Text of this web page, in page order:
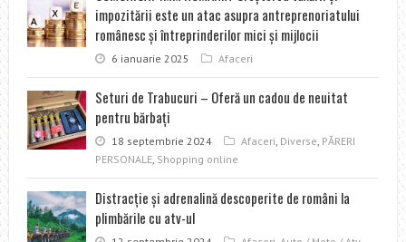
impozitării este un atac asupra antreprenoriatului
românesc și întreprinderilor mici și mijlocii
6 ianuarie 2025 Afaceri
Seturi de Trabucuri – Oferă un cadou de neuitat
pentru bărbați
18 septembrie 2024 Afaceri Diverse PĂRERI
PERSONALE, Shopping online
Distracţie şi adrenalină descoperite de români la
plimbările cu atv-ul